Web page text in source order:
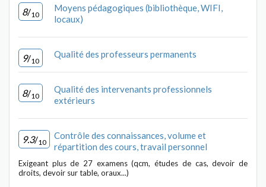
8/10
Moyens pédagogiques (bibliothèque, WIFI,
locaux)
9/10
Qualité des professeurs permanents
8/10
Qualité des intervenants professionnels
extérieurs
9.3/10
Contrôle des connaissances, volume et
répartition des cours, travail personnel
Exigeant plus de 27 examens (qcm, études de cas, devoir de
droits, devoir sur table, oraux...)